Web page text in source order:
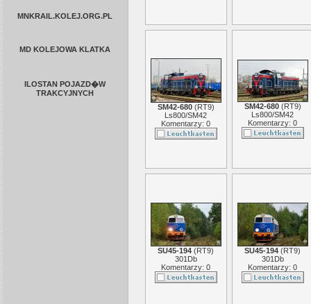
MNKRAIL.KOLEJ.ORG.PL
MD KOLEJOWA KLATKA
ILOSTAN POJAZD�W
TRAKCYJNYCH
SM42-680(RT9)
Ls800/SM42
Komentarzy: 0
SM42-680(RT9)
Ls800/SM42
Komentarzy: 0
SU45-194 (RT9)
301Db
Komentarzy: 0
SU45-194 (RT9)
301Db
Komentarzy: 0